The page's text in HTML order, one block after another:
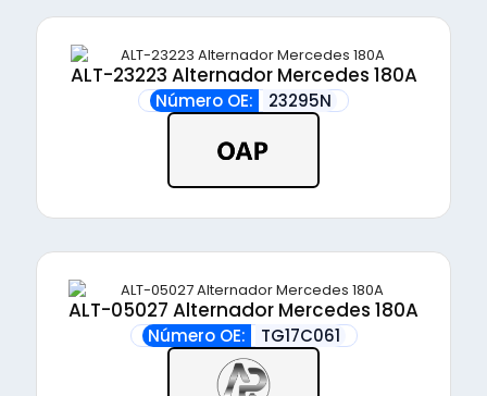
ALT-23223 Alternador Mercedes 180A
Número OE: 23295N
ALT-05027 Alternador Mercedes 180A
Número OE: TG17C061